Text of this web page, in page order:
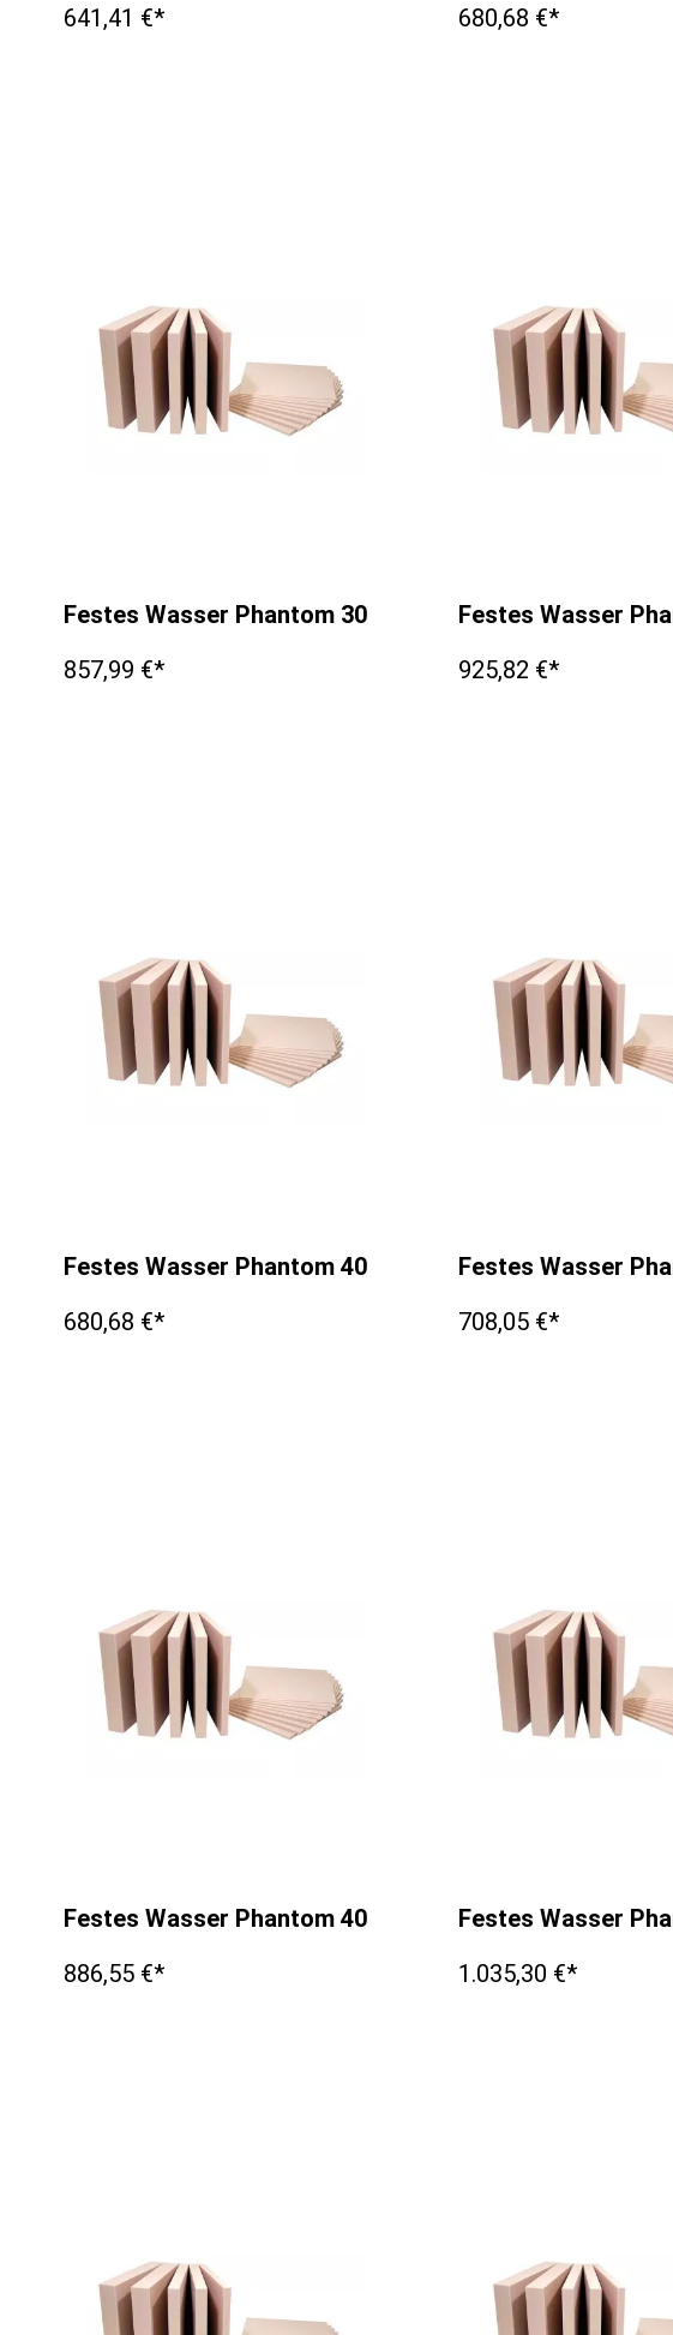
641,41 €*
680,68 €*
Festes Wasser Phantom 300x300x25mm
857,99 €*
Festes Wasser
925,82 €*
Festes Wasser Phantom 400x400x2mm
680,68 €*
Festes Wasser
708,05 €*
Festes Wasser Phantom 400x400x15mm
886,55 €*
Festes Wasser
1.035,30 €*